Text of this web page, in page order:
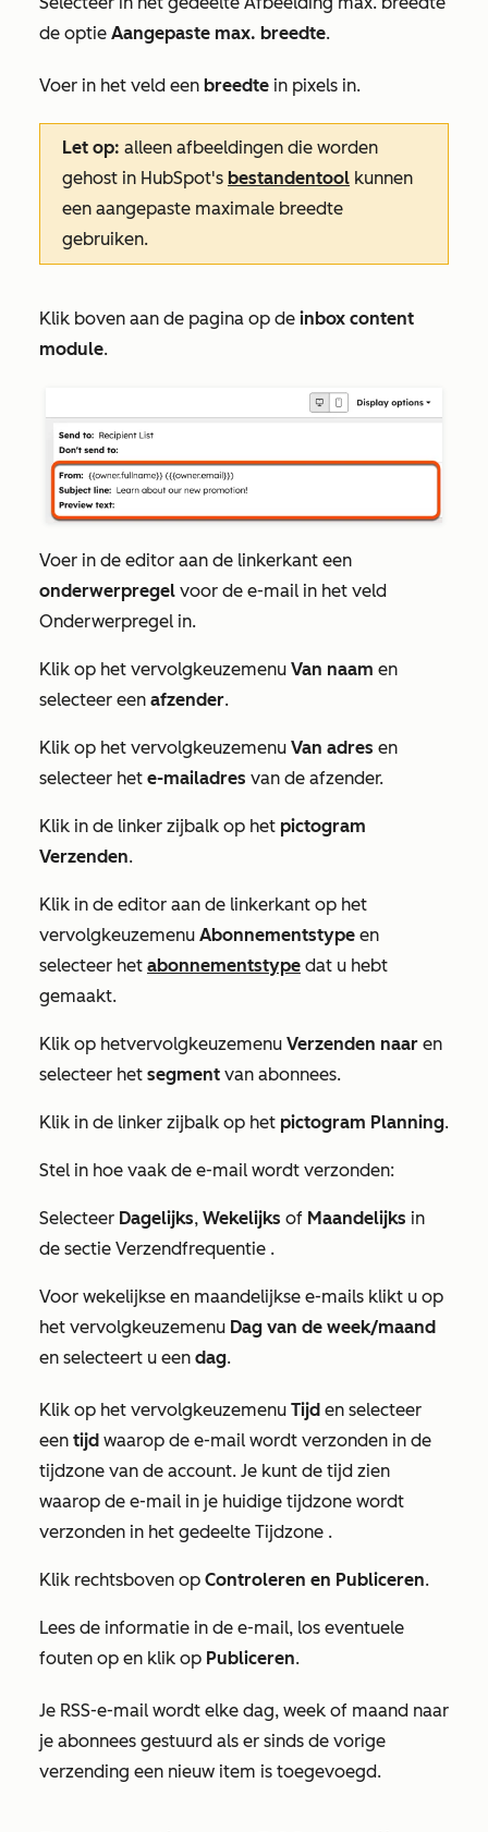
de optie Aangepaste max. breedte.
Voer in het veld een breedte in pixels in.
Let op: alleen afbeeldingen die worden
gehost in HubSpot's bestandentool kunnen
een aangepaste maximale breedte
gebruiken.
Klik boven aan de pagina op de inbox content
module.
Voer in de editor aan de linkerkant een
onderwerpregel voor de e-mail in het veld
Onderwerpregel in.
Klik op het vervolgkeuzemenu Van naam en
selecteer een afzender.
Klik op het vervolgkeuzemenu Van adres en
selecteer het e-mailadres van de afzender.
Klik in de linker zijbalk op het pictogram
Verzenden.
Klik in de editor aan de linkerkant op het
vervolgkeuzemenu Abonnementstype en
selecteer het abonnementstype dat u hebt
gemaakt.
Klik op hetvervolgkeuzemenu Verzenden naar en
selecteer het segment van abonnees.
Klik in de linker zijbalk op het pictogram Planning.
Stel in hoe vaak de e-mail wordt verzonden:
Selecteer Dagelijks, Wekelijks of Maandelijks in
de sectie Verzendfrequentie .
Voor wekelijkse en maandelijkse e-mails klikt u op
het vervolgkeuzemenu Dag van de week/maand
en selecteert u een dag.
Klik op het vervolgkeuzemenu Tijd en selecteer
een tijd waarop de e-mail wordt verzonden in de
tijdzone van de account. Je kunt de tijd zien
waarop de e-mail in je huidige tijdzone wordt
verzonden in het gedeelte Tijdzone .
Klik rechtsboven op Controleren en Publiceren.
Lees de informatie in de e-mail, los eventuele
fouten op en klik op Publiceren.
Je RSS-e-mail wordt elke dag, week of maand naar
je abonnees gestuurd als er sinds de vorige
verzending een nieuw item is toegevoegd.